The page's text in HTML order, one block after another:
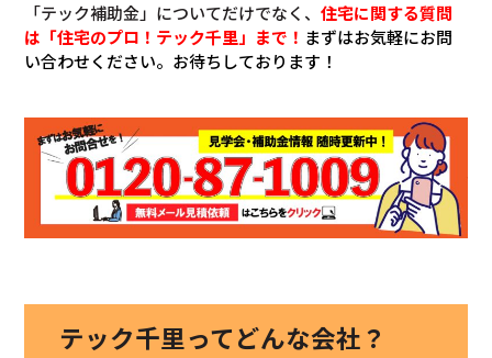
「テック補助金」についてだけでなく、住宅に関する質問
は「住宅のプロ！テック千里」まで！ まずはお気軽にお問
い合わせください。お待ちしております！
テック千里ってどんな会社？